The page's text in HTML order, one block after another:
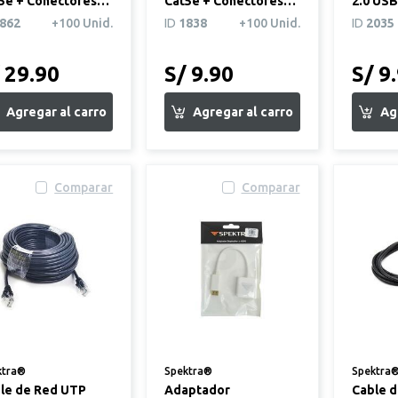
de 7 metros+100 Unid.
RJ45 3m Negro
ID 1838 +100 Unid.
S/ 9.90
1.8
ID 2035
S/
Comparar
de Red UTP
Comparar
Spektra®
Adaptador
Cable